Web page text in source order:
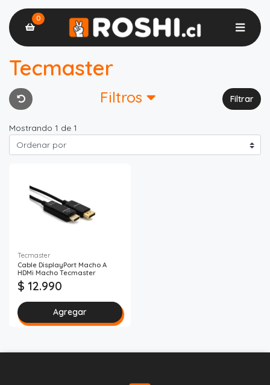
0
Tecmaster
Filtros Filtrar
Mostrando 1 de 1
Tecmaster
Cable DisplayPort Macho A
HDMi Macho Tecmaster
$ 12.990
Agregar